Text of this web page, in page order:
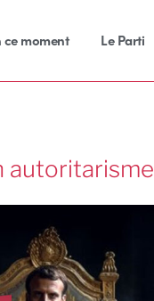
ce moment Le Parti
autoritarisme